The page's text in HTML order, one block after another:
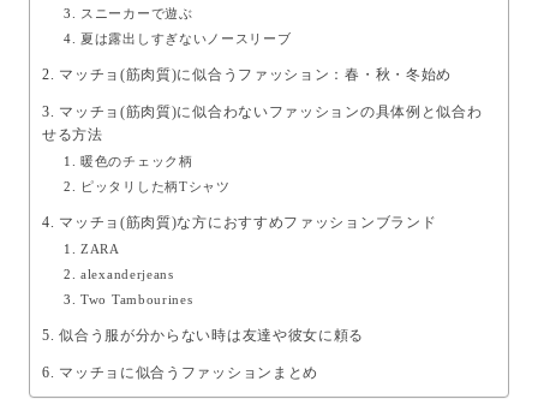
スニーカーで遊ぶ
夏は露出しすぎないノースリーブ
マッチョ(筋肉質)に似合うファッション：春・秋・冬始め
マッチョ(筋肉質)に似合わないファッションの具体例と似合わ
せる方法
暖色のチェック柄
ピッタリした柄Tシャツ
マッチョ(筋肉質)な方におすすめファッションブランド
ZARA
alexanderjeans
Two Tambourines
似合う服が分からない時は友達や彼女に頼る
マッチョに似合うファッションまとめ